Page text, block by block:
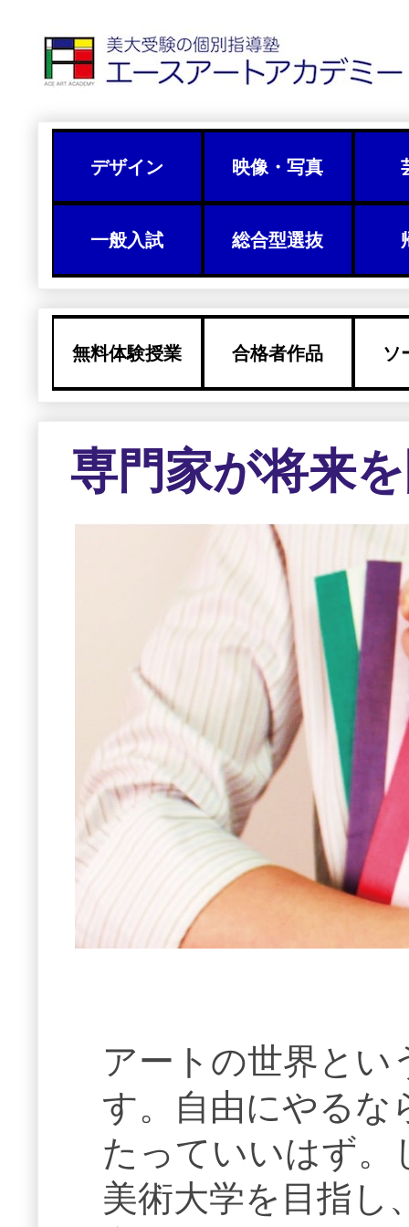
デザイン 映像・写真
一般入試 総合型選抜
無料体験授業 合格者作品 ソ
専門家が将来
アートの世界とい
す。自由にやるな
たっていいはず。
美術大学を目指し